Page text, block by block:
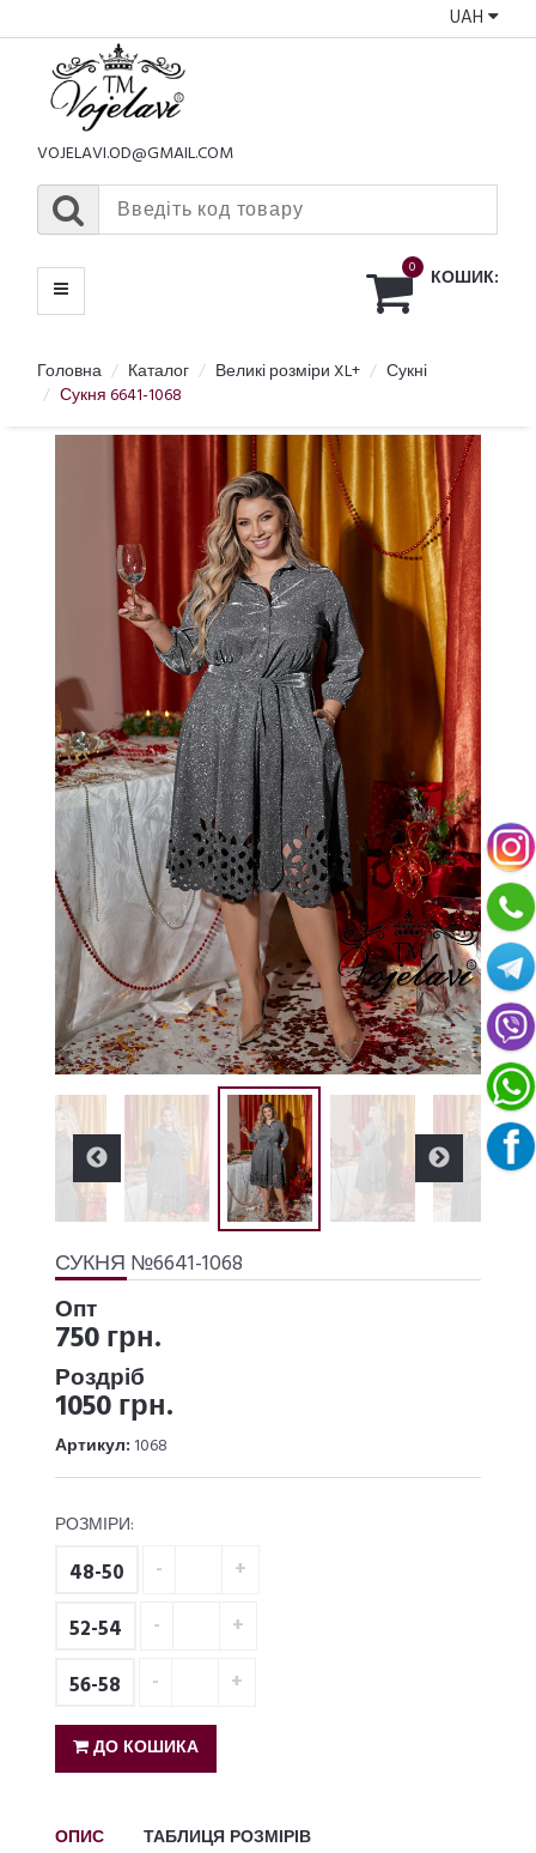
UAH
VOJELAVI.OD@GMAIL.COM
0 КОШИК:
МЕНЮ
Головна Каталог Великі розміри XL+
Сукні
Сукня 6641-1068
СУКНЯ №6641-1068
Опт
750 грн.
Роздріб
1050 грн.
Артикул: 1068
РОЗМІРИ:
48-50
52-54
56-58
ДО КОШИКА
ОПИС ТАБЛИЦЯ РОЗМІРІВ